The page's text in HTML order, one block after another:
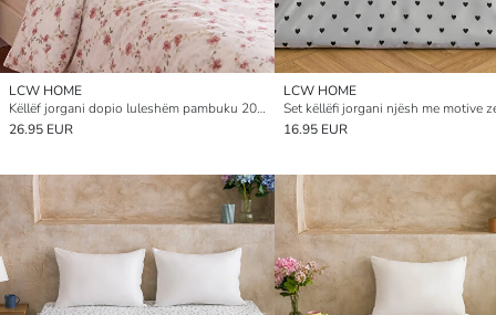
LCW HOME
Këllëf jorgani dopio luleshëm pambuku 200x220 cm
26.95 EUR
LCW HOME
16.95 EUR